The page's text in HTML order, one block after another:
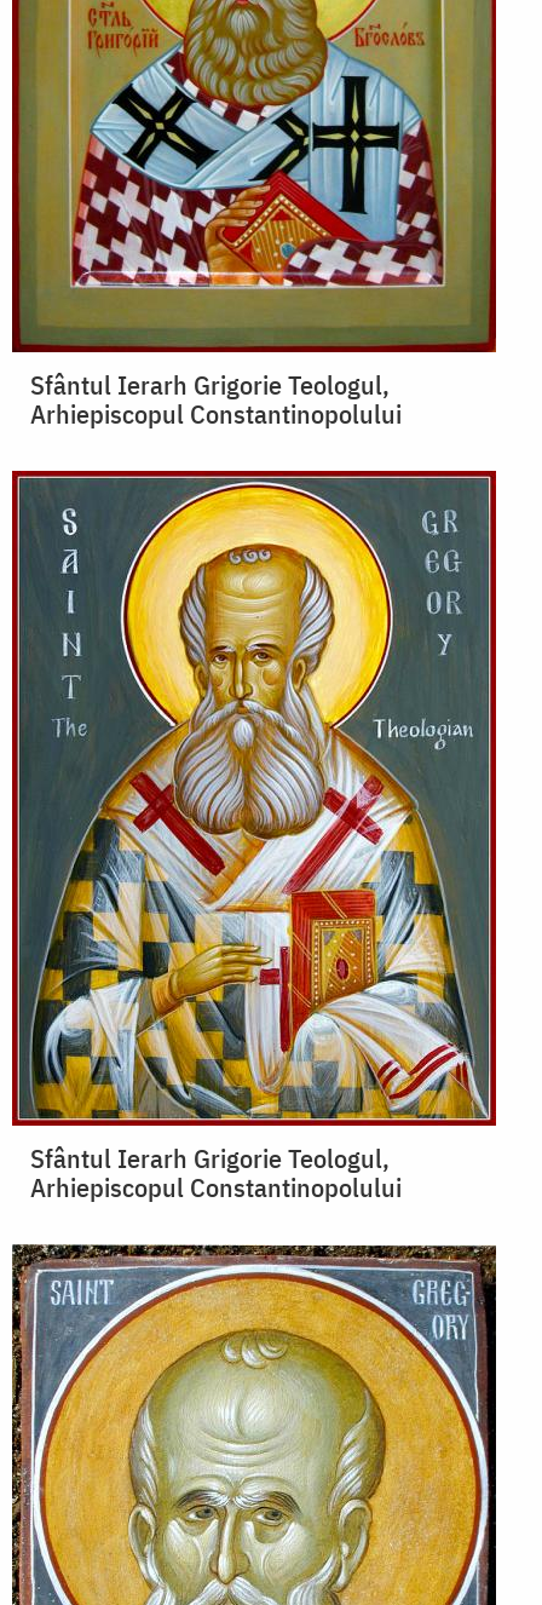
Sfântul Ierarh Grigorie Teologul,
Arhiepiscopul Constantinopolului
Sfântul Ierarh Grigorie Teologul,
Arhiepiscopul Constantinopolului